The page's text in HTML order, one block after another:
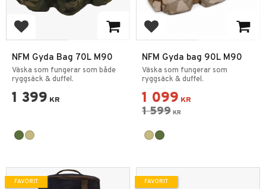
Lägg till i favoriter
NFM Gyda Bag 70L M90
Väska som fungerar som både
ryggsäck & duffel.
1 399 KR
Lägg till i favoriter
NFM Gyda bag 90L M90
Väska som fungerar som
ryggsäck & duffel.
1 099 KR
1 599 KR
FAVORIT FAVORIT